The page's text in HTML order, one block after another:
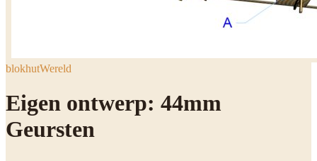
blokhutWereld
Eigen ontwerp: 44mm
Geursten